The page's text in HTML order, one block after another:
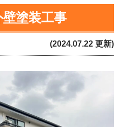
塗装工事
(2024.07.22 更新)